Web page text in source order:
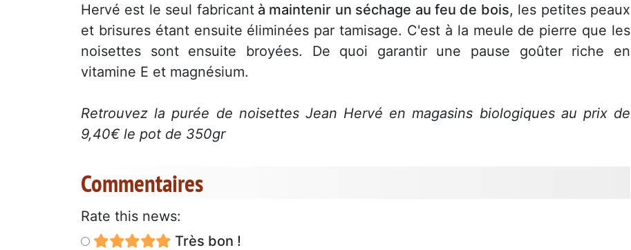
Hervé est le seul fabricantà maintenir un séchage au feu de bois, les petites peaux
et brisures étant ensuite éliminées par tamisage. C'est à la meule de pierre que les
noisettes sont ensuite broyées. De quoi garantir une pause goûter riche en
vitamine E et magnésium.
Retrouvez la purée de noisettes Jean Hervé en magasins biologiques au prix de
9,40€ le pot de 350gr
Commentaires
Rate this news:
Très bon !